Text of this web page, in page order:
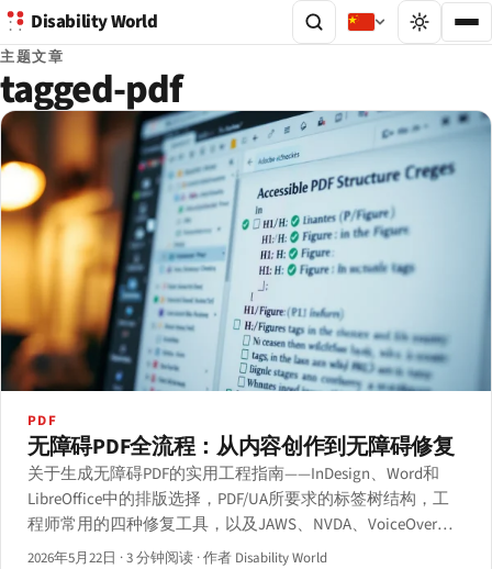
Disability World
主题文章
tagged-pdf
PDF
无障碍PDF全流程：从内容创作到无障碍修复
关于生成无障碍PDF的实用工程指南——InDesign、Word和
LibreOffice中的排版选择，PDF/UA所要求的标签树结构，工
程师常用的四种修复工具，以及JAWS、NVDA、VoiceOver和
ChromeVox在处理带标签PDF时各自的差异。
2026年5月22日 ·3 分钟阅读 ·作者 Disability World